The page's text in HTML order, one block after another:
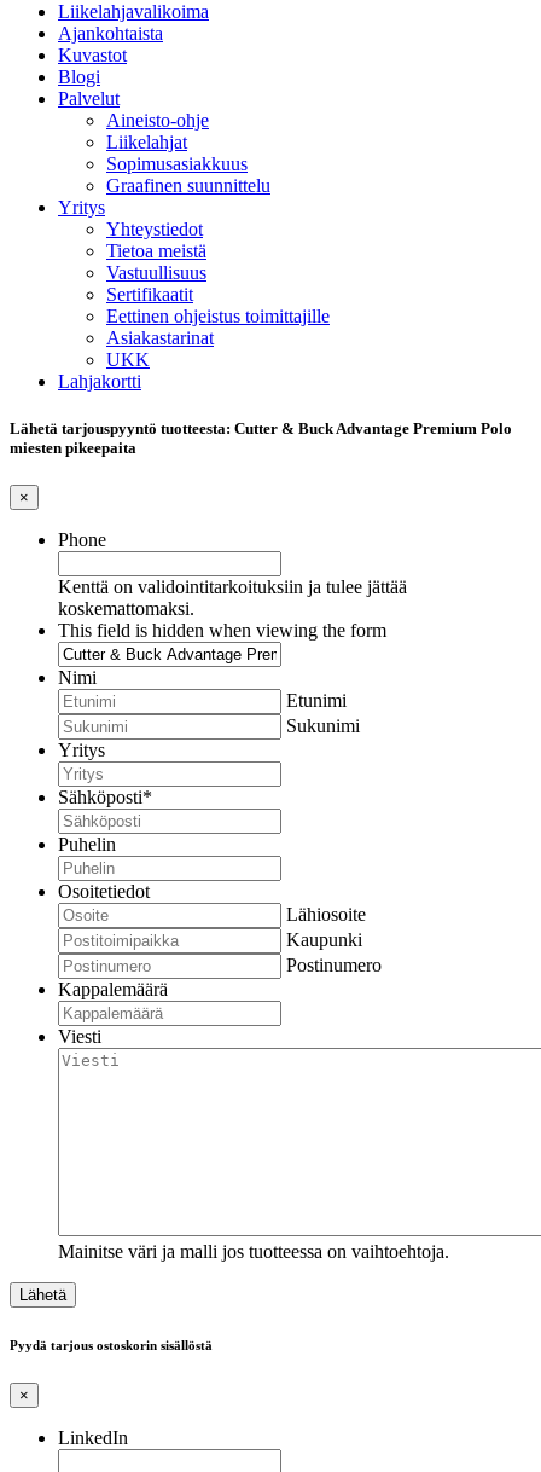
Liikelahjavalikoima
Ajankohtaista
Kuvastot
Blogi
Palvelut
Aineisto-ohje
Liikelahjat
Sopimusasiakkuus
Graafinen suunnittelu
Yritys
Yhteystiedot
Tietoa meistä
Vastuullisuus
Sertifikaatit
Eettinen ohjeistus toimittajille
Asiakastarinat
UKK
Lahjakortti
Lähetä tarjouspyyntö tuotteesta: Cutter & Buck Advantage Premium Polo
miesten pikeepaita
×
Phone
Kenttä on validointitarkoituksiin ja tulee jättää
koskemattomaksi.
This field is hidden when viewing the form
Nimi
Etunimi
Sukunimi
Yritys
Sähköposti*
Puhelin
Osoitetiedot
Lähiosoite
Kaupunki
Postinumero
Kappalemäärä
Viesti
Mainitse väri ja malli jos tuotteessa on vaihtoehtoja.
Pyydä tarjous ostoskorin sisällöstä
×
LinkedIn